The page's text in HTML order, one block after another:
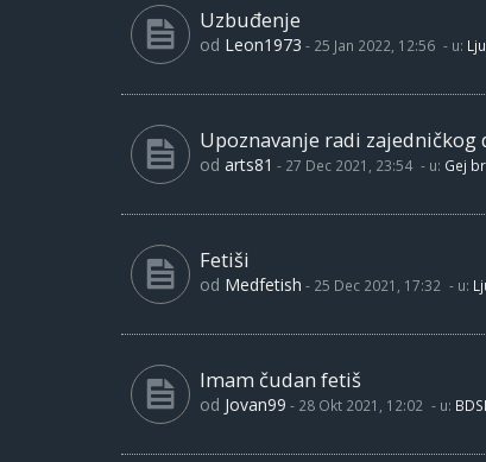
Uzbuđenje
od Leon1973 - 25 Jan 2022, 12:56 - u:
Upoznavanje radi zajedničkog
od arts81 - 27 Dec 2021, 23:54 - u: Gej
Fetiši
od Medfetish - 25 Dec 2021, 17:32 - u:
Imam čudan fetiš
od Jovan99 - 28 Okt 2021, 12:02 - u: